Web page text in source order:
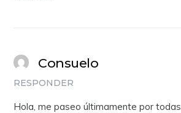
Consuelo
RESPONDER
Hola, me paseo últimamente por